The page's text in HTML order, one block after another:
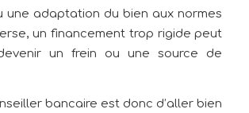
une adaptation du bien aux normes
un financement trop rigide peut
un frein ou une source de
bancaire est donc d’aller bien